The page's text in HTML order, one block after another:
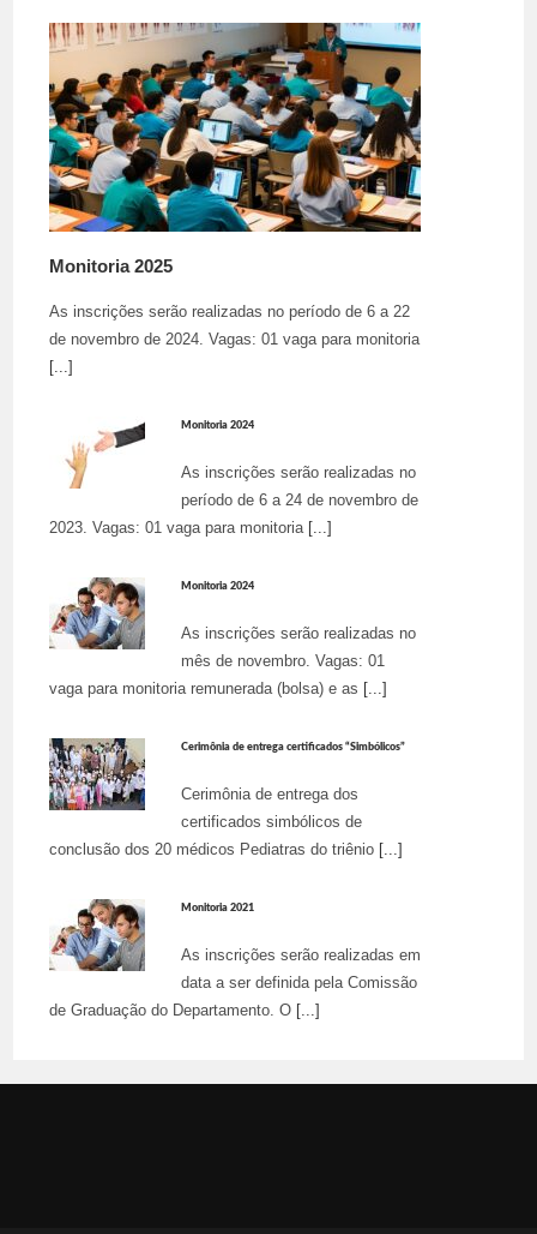
Monitoria 2025
As inscrições serão realizadas no período de 6 a 22
de novembro de 2024. Vagas: 01 vaga para monitoria
[...]
Monitoria 2024
As inscrições serão realizadas no
período de 6 a 24 de novembro de
2023. Vagas: 01 vaga para monitoria [...]
Monitoria 2024
As inscrições serão realizadas no
mês de novembro. Vagas: 01
vaga para monitoria remunerada (bolsa) e as [...]
Cerimônia de entrega certificados “Simbólicos”
Cerimônia de entrega dos
certificados simbólicos de
conclusão dos 20 médicos Pediatras do triênio [...]
Monitoria 2021
As inscrições serão realizadas em
data a ser definida pela Comissão
de Graduação do Departamento. O [...]